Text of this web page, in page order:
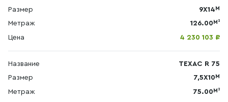
Размер
9Х14М
Метраж 126.00М²
Цена 4 230 103 ₽
Название
ТЕХАС R 75
Размер
7,5Х10 М
Метраж 75.00М²